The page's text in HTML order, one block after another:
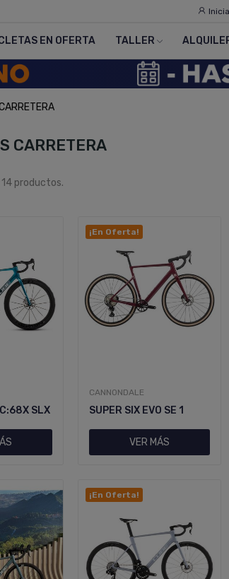
EN OFERTA TALLER
CARRETERA
14 productos.
SLX
¡En Oferta!
VER MÁS
CANNONDALE
SUPER SIX EVO SE 1
¡En Oferta!